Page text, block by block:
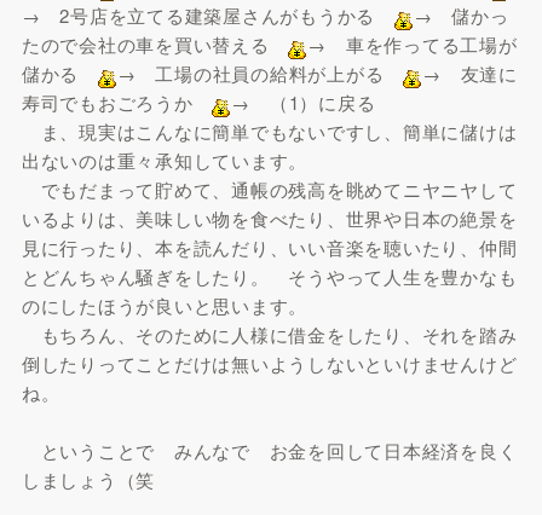
→ 2号店を立てる建築屋さんがもうかる
→ 儲かっ
たので会社の車を買い替える
→ 車を作ってる工場が
儲かる
→ 工場の社員の給料が上がる
→ 友達に
寿司でもおごろうか
→ （1）に戻る
ま、現実はこんなに簡単でもないですし、簡単に儲けは
出ないのは重々承知しています。
でもだまって貯めて、通帳の残高を眺めてニヤニヤして
いるよりは、美味しい物を食べたり、世界や日本の絶景を
見に行ったり、本を読んだり、いい音楽を聴いたり、仲間
とどんちゃん騒ぎをしたり。 そうやって人生を豊かなも
のにしたほうが良いと思います。
もちろん、そのために人様に借金をしたり、それを踏み
倒したりってことだけは無いようしないといけませんけど
ね。
ということで みんなで お金を回して日本経済を良く
しましょう（笑